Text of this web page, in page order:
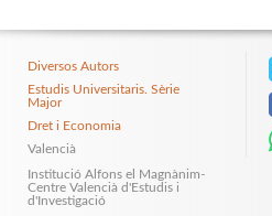
Diversos Autors
Estudis Universitaris. Sèrie
Major
Dret i Economia
Valencià
Institució Alfons el Magnànim-
Centre Valencià d'Estudis i
d'Investigació